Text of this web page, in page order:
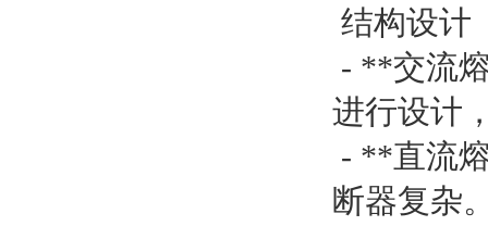
结构设计
- **交流
进行设计
- **直流
断器复杂